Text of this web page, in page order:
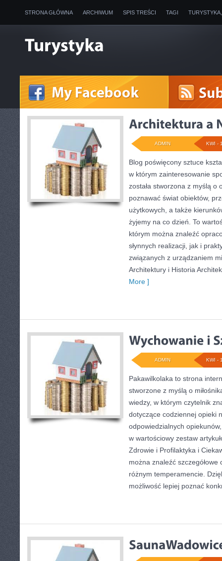
STRONA GŁÓWNA ARCHIWUM SPIS TREŚCI TAGI
KWI -
ADMIN
Blog poświęcony sztuce
w którym zainteresowanie
została stworzona z myślą o
poznawać świat obiektów,
użytkowych, a także
żyjemy na co dzień. To
którym można znaleźć
słynnych realizacji, jak i
związanych z urządzaniem
Architektury i Historia
More ]
KWI -
ADMIN
Pakawilkolaka to strona
stworzone z myślą o
wiedzy, w którym czytelnik
dotyczące codziennej opieki
odpowiedzialnych
w wartościowy zestaw
Zdrowie i Profilaktyka i
można znaleźć
różnym temperamencie.
możliwość lepiej poznać